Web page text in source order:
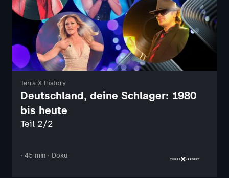
Terra X History
Deutschland, deine Schlager: 1980
bis heute
Teil 2/2
· 45 min · Doku